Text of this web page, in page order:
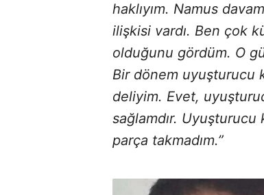
haklıyım. Namus
ilişkisi vardı. Ben çok
olduğunu gördüm. O
Bir dönem uyuşturucu
deliyim. Evet,
sağlamdır. Uyuşturucu
parça takmadım.”